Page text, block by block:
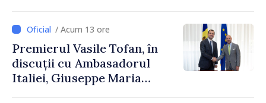
Uygar Mustafa Sertel
/ Acum 13 ore
Premierul Vasile Tofan, în
discuții cu Ambasadorul
Italiei, Giuseppe Maria